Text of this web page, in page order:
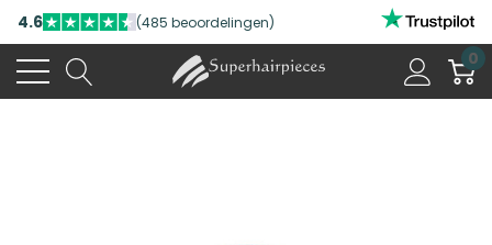
4.6 (485 beoordelingen)
0